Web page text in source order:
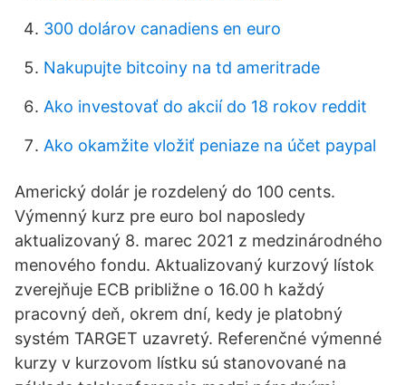
300 dolárov canadiens en euro
Nakupujte bitcoiny na td ameritrade
Ako investovať do akcií do 18 rokov reddit
Ako okamžite vložiť peniaze na účet paypal
Americký dolár je rozdelený do 100 cents.
Výmenný kurz pre euro bol naposledy
aktualizovaný 8. marec 2021 z medzinárodného
menového fondu. Aktualizovaný kurzový lístok
zverejňuje ECB približne o 16.00 h každý
pracovný deň, okrem dní, kedy je platobný
systém TARGET uzavretý. Referenčné výmenné
kurzy v kurzovom lístku sú stanovované na